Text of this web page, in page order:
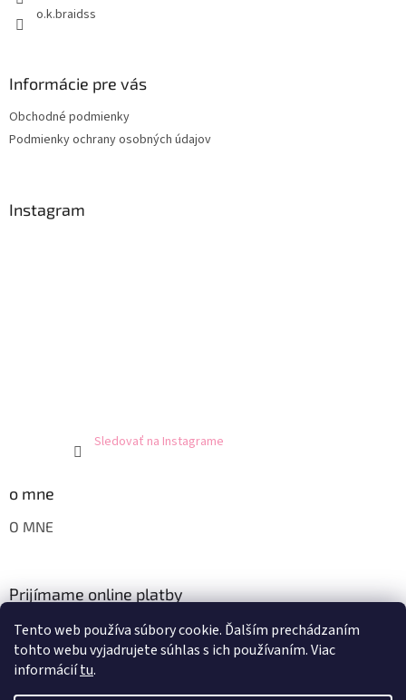
Tento web používa súbory cookie. Ďalším prechádzaním
tohto webu vyjadrujete súhlas s ich používaním. Viac
informáciítu.
o.k.braidss
Informácie pre vás
Obchodné podmienky
Podmienky ochrany osobných údajov
Instagram
Sledovať na Instagrame
o mne
O MNE
Prijímame online platby